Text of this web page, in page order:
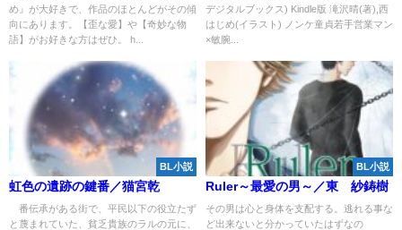
め』が大好きで、作品のほとんどがその傾
向にあります。【歪な愛】や【奇妙な物
語】がお好きな方はぜひ。 h...
デジタルブックス) Kindle版 滝沢晴(著),西
はじめ(イラスト) ノンケ童貞若手営業マン
×敏腕...
BL小説
虹色の遺跡の鍵番／猫宮乾
番伝承がある街で、平民以下の役立たず
と蔑まれていた、貧乏貴族のラルの元に、
BL小説
Ruler～最愛の男～／東 紗鋳樹
その男は心と身体を支配する。逃れる事な
ど出来ないと分かっていたはずなの